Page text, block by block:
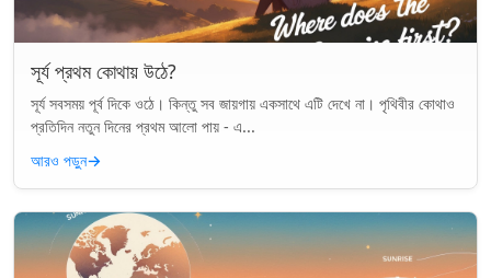
সূর্য প্রথম কোথায় উঠে?
সূর্য সবসময় পূর্ব দিকে ওঠে। কিন্তু সব জায়গায় একসাথে এটি দেখে না। পৃথিবীর কোথাও
প্রতিদিন নতুন দিনের প্রথম আলো পায় - এ...
আরও পড়ুন→